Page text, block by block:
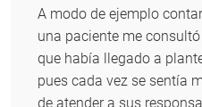
A modo de ejemplo
una paciente me
que había llegado a
pues cada vez se sentía
de atender a sus